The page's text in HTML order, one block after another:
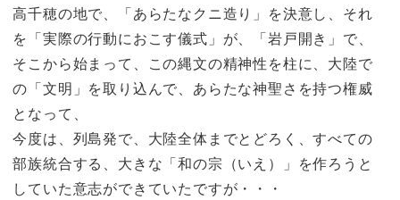
高千穂の地で、「あらたなクニ造り」を決意し、それ
を「実際の行動におこす儀式」が、「岩戸開き」で、
そこから始まって、この縄文の精神性を柱に、大陸で
の「文明」を取り込んで、あらたな神聖さを持つ権威
となって、
今度は、列島発で、大陸全体までとどろく、すべての
部族統合する、大きな「和の宗（いえ）」を作ろうと
していた意志ができていたですが・・・